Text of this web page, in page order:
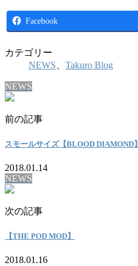
Facebook
カテゴリー
NEWS
Takuro Blog
NEWS
前の記事
スモールサイズ【BLOOD DIAMOND】
2018.01.14
NEWS
次の記事
【THE POD MOD】
2018.01.16